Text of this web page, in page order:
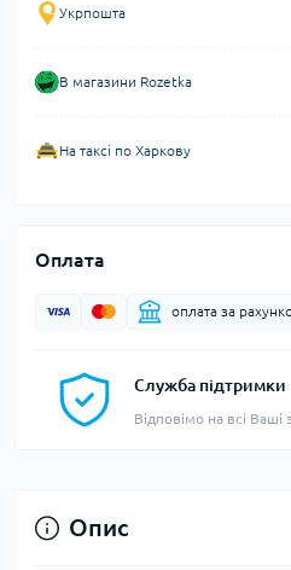
Укрпошта
В магазини Rozetka
На таксі по Харкову
Оплата
оплата за
Служба підтримки
Відповімо на всі
Опис